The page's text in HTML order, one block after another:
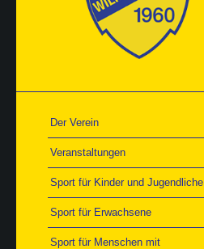
Der Verein
Veranstaltungen
Sport für Kinder und Jugendliche
Sport für Erwachsene
Sport für Menschen mit